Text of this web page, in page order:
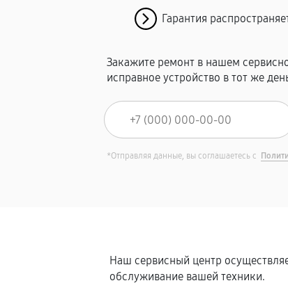
Гарантия
Закажите ремонт в нашем
исправное устройство в тот же
*Отправляя данные, вы соглашаетесь с
Наш сервисный центр
обслуживание вашей техники.